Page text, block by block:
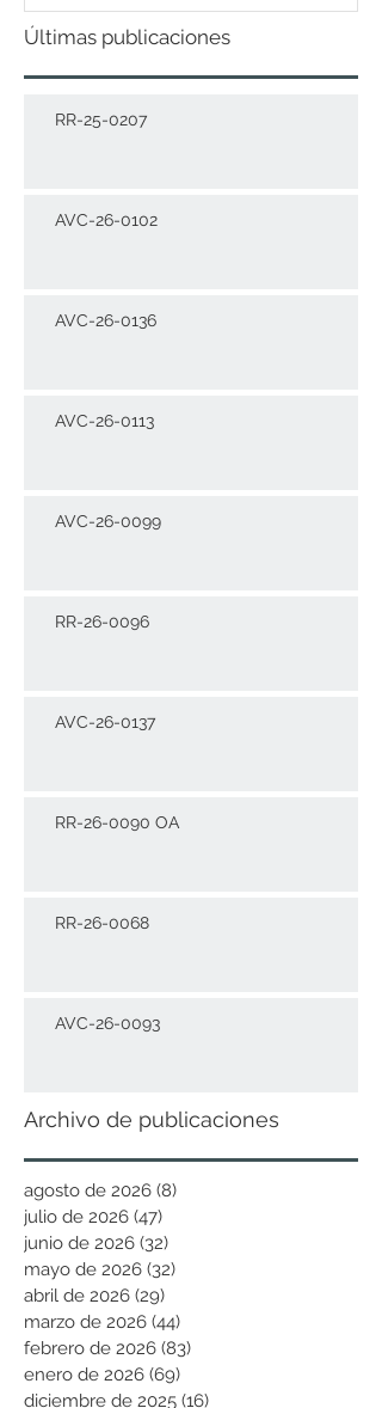
Últimas publicaciones
RR-25-0207
AVC-26-0102
AVC-26-0136
AVC-26-0113
AVC-26-0099
RR-26-0096
AVC-26-0137
RR-26-0090 OA
RR-26-0068
AVC-26-0093
Archivo de publicaciones
agosto de 2026 (8)
julio de 2026 (47)
junio de 2026 (32)
mayo de 2026 (32)
abril de 2026 (29)
marzo de 2026 (44)
febrero de 2026 (83)
enero de 2026 (69)
diciembre de 2025 (16)